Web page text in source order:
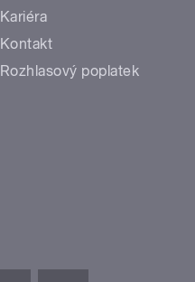
Kariéra
Kontakt
Rozhlasový poplatek